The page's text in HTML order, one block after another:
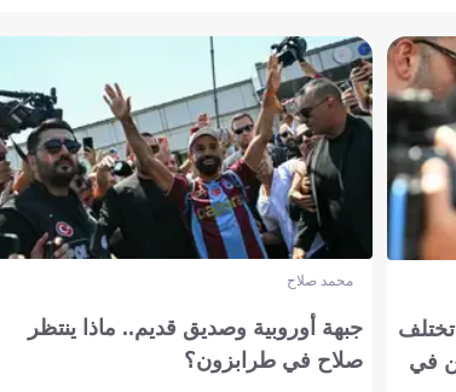
تختلف
في
محمد صلاح
جبهة أوروبية وصديق قديم.. ماذا ينتظر
صلاح في طرابزون؟